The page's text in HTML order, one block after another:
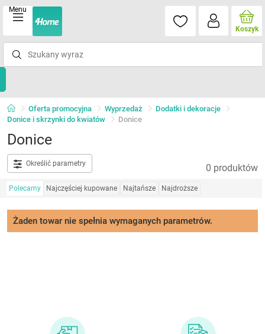
Menu
Koszyk
Oferta promocyjna Wyprzedaż
Dodatki i dekoracje
Donice i skrzynki do kwiatów
Donice
Donice
Określić parametry 0 produktów
Polecamy Najczęściej kupowane Najtańsze Najdroższe
Żaden towar nie spełnia wymaganych parametrów.